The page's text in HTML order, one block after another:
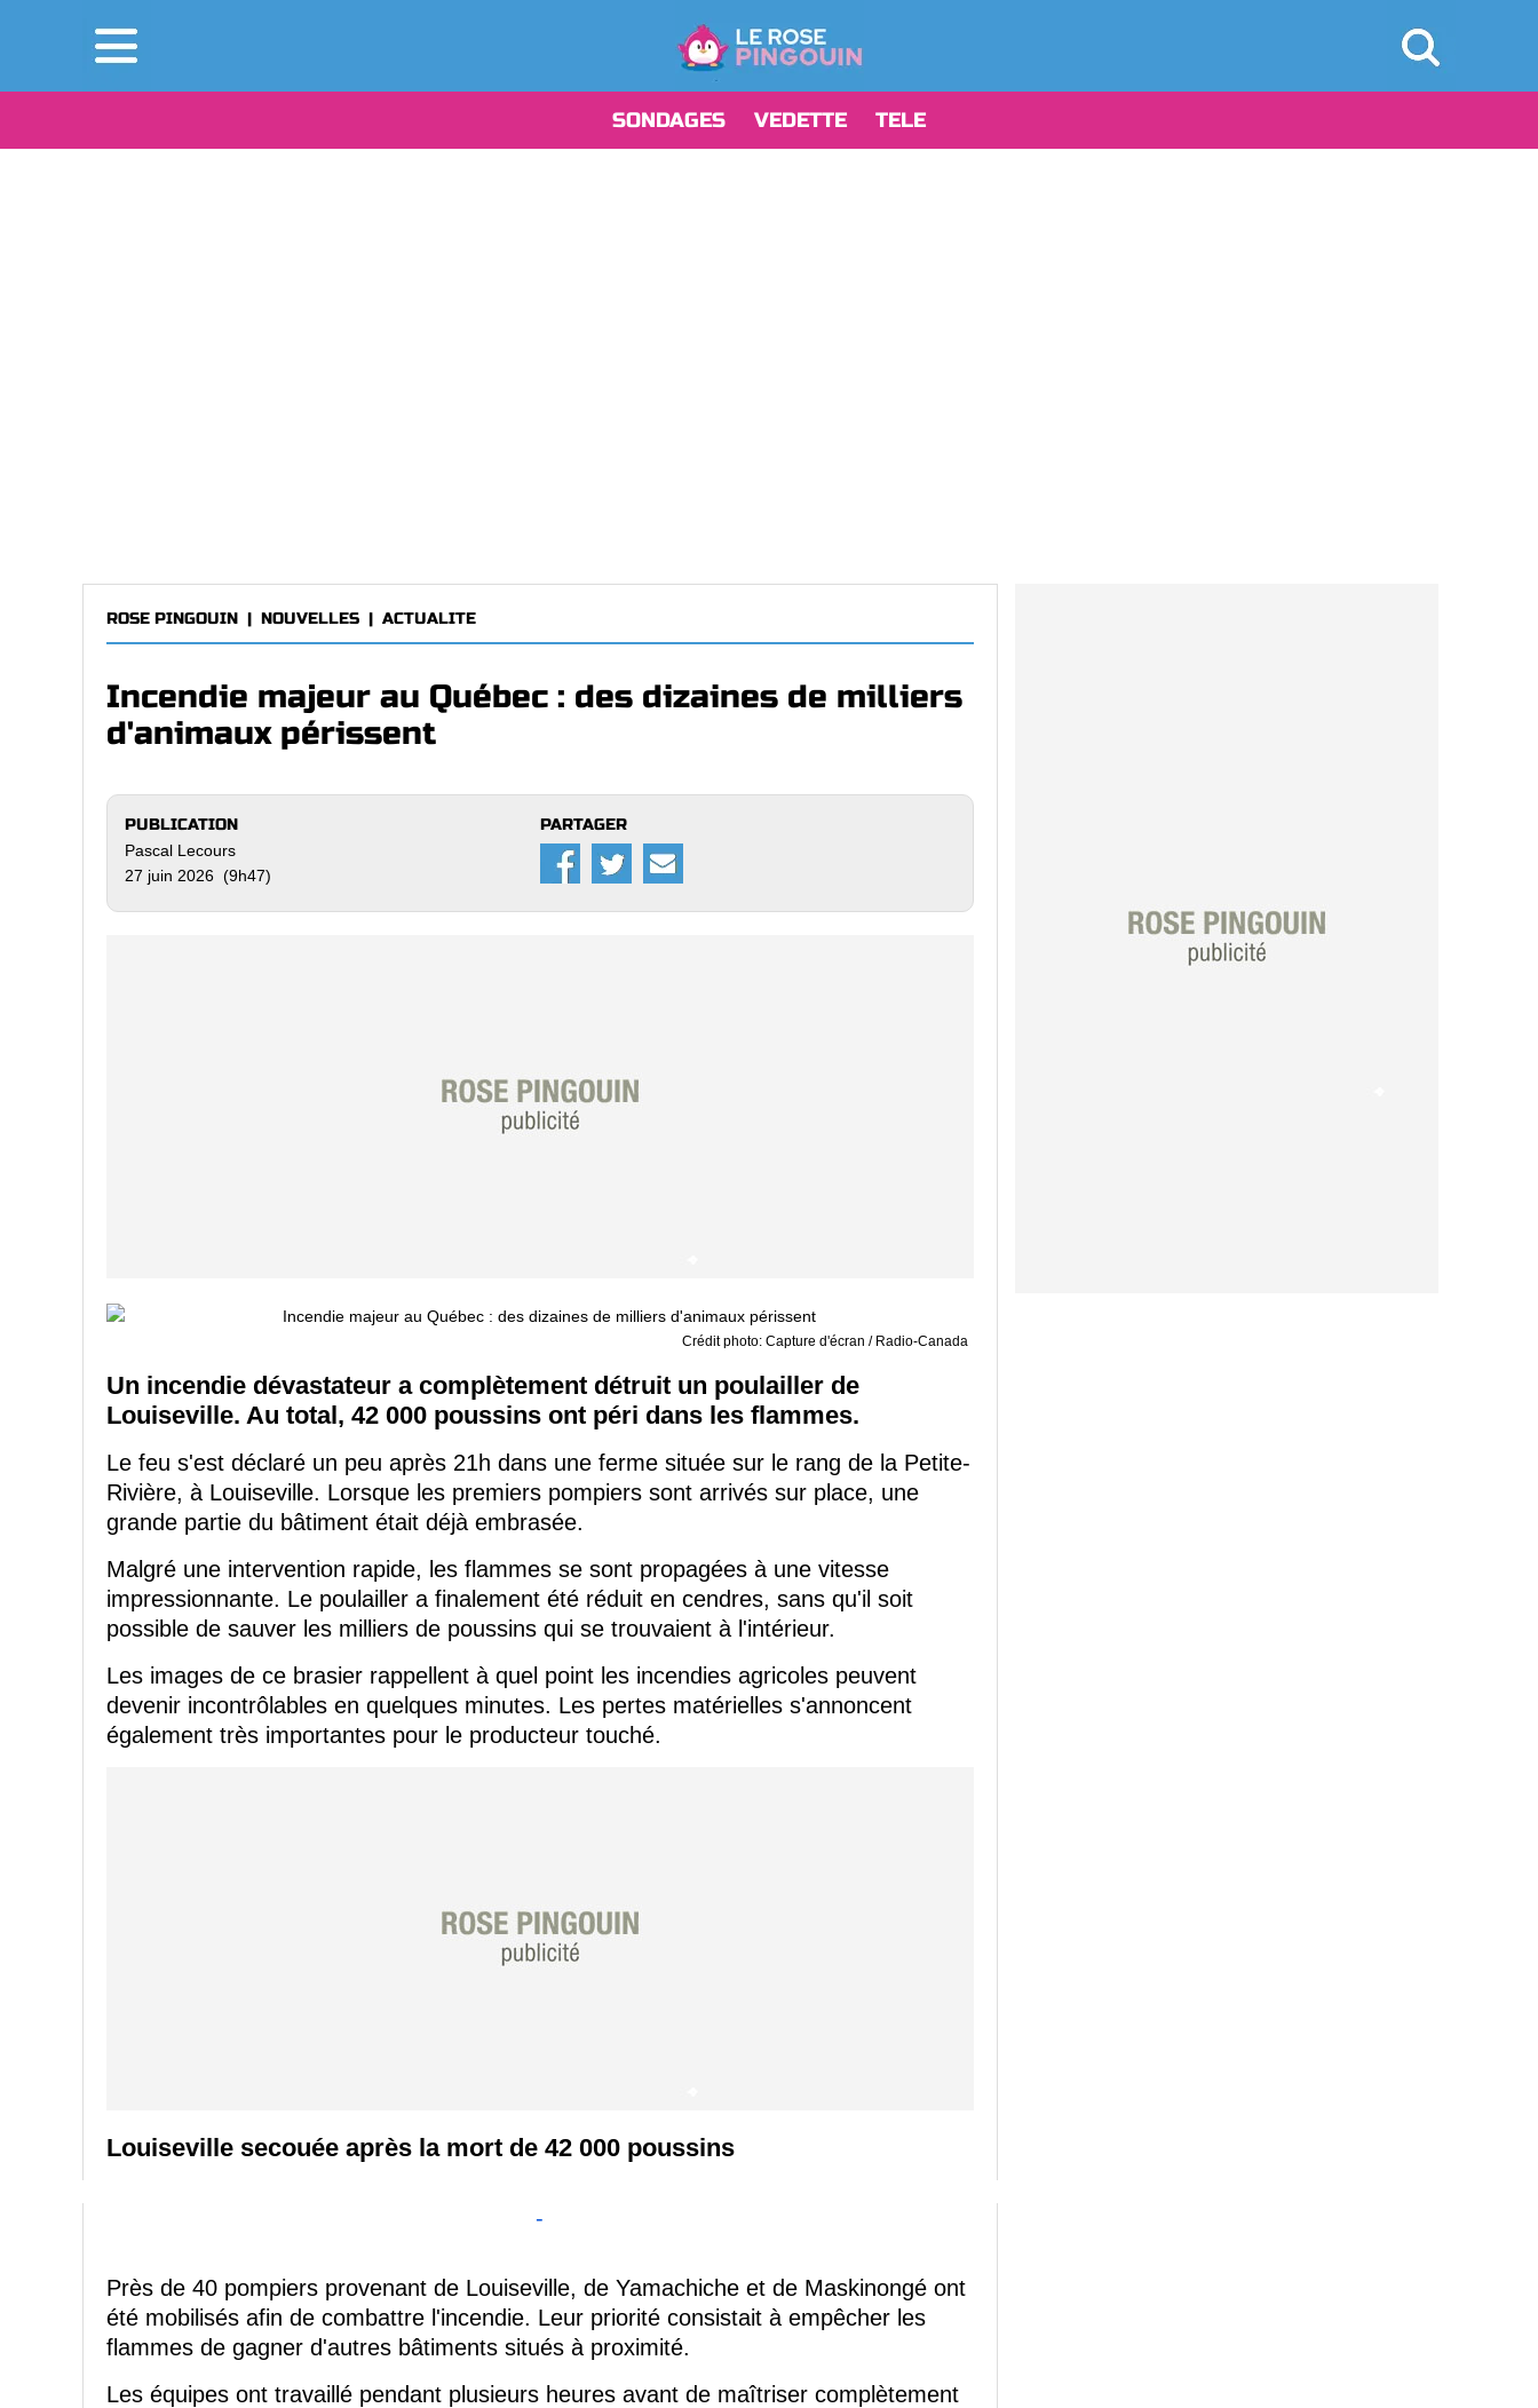
SONDAGES VEDETTE TELE
ROSE PINGOUIN | NOUVELLES | ACTUALITE
Incendie majeur au Québec : des dizaines de milliers
d'animaux périssent
PUBLICATION
Pascal Lecours
27 juin 2026 (9h47)
PARTAGER
Crédit photo: Capture d'écran / Radio-Canada
Un incendie dévastateur a complètement détruit un poulailler de
Louiseville. Au total, 42 000 poussins ont péri dans les flammes.
Le feu s'est déclaré un peu après 21h dans une ferme située sur le rang de la Petite-
Rivière, à Louiseville. Lorsque les premiers pompiers sont arrivés sur place, une
grande partie du bâtiment était déjà embrasée.
Malgré une intervention rapide, les flammes se sont propagées à une vitesse
impressionnante. Le poulailler a finalement été réduit en cendres, sans qu'il soit
possible de sauver les milliers de poussins qui se trouvaient à l'intérieur.
Les images de ce brasier rappellent à quel point les incendies agricoles peuvent
devenir incontrôlables en quelques minutes. Les pertes matérielles s'annoncent
également très importantes pour le producteur touché.
Louiseville secouée après la mort de 42 000 poussins
-
Près de 40 pompiers provenant de Louiseville, de Yamachiche et de Maskinongé ont
été mobilisés afin de combattre l'incendie. Leur priorité consistait à empêcher les
flammes de gagner d'autres bâtiments situés à proximité.
Les équipes ont travaillé pendant plusieurs heures avant de maîtriser complètement